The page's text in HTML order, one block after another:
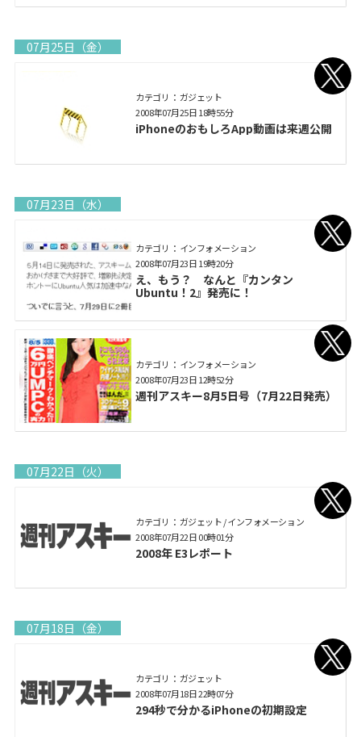
07月25日（金）
カテゴリ： ガジェット
iPhoneのおもしろApp動画は来週公開
2008年07月25日 18時55分
07月23日（水）
カテゴリ： インフォメーション
え、もう？ なんと『カンタン
Ubuntu！2』発売に！
2008年07月23日 19時20分
カテゴリ： インフォメーション
週刊アスキー8月5日号（7月22日発売）
2008年07月23日 12時52分
07月22日（火）
カテゴリ： ガジェット / インフォメーション
2008年 E3レポート
2008年07月22日 00時01分
07月18日（金）
カテゴリ： ガジェット
294秒で分かるiPhoneの初期設定
2008年07月18日 22時07分